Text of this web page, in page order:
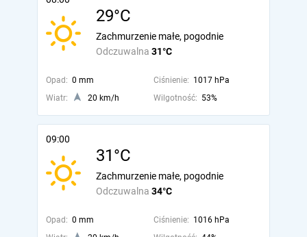
29°C
Odczuwalna 31°C
Zachmurzenie małe, pogodnie
Opad: 0 mm Ciśnienie: 1017 hPa
Wiatr:
20 km/h Wilgotność: 53%
09:00
31°C
Odczuwalna 34°C
Zachmurzenie małe, pogodnie
Opad: 0 mm Ciśnienie: 1016 hPa